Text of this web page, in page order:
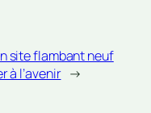
site flambant neuf
à l’avenir →